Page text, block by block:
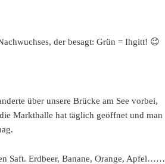
der besagt: Grün = Ihgitt! 😉
über unsere Brücke am See vorbei,
Markthalle hat täglich geöffnet und man
Saft. Erdbeer, Banane, Orange, Apfel……